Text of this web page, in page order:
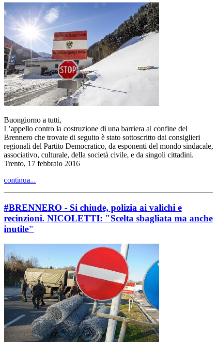
Buongiorno a tutti,
L’appello contro la costruzione di una barriera al confine del
Brennero che trovate di seguito è stato sottoscritto dai consiglieri
regionali del Partito Democratico, da esponenti del mondo sindacale,
associativo, culturale, della società civile, e da singoli cittadini.
Trento, 17 febbraio 2016
continua...
#BRENNERO - Si chiude, polizia ai valichi e
recinzioni. NICOLETTI: "Scelta sbagliata ma anche
inutile"